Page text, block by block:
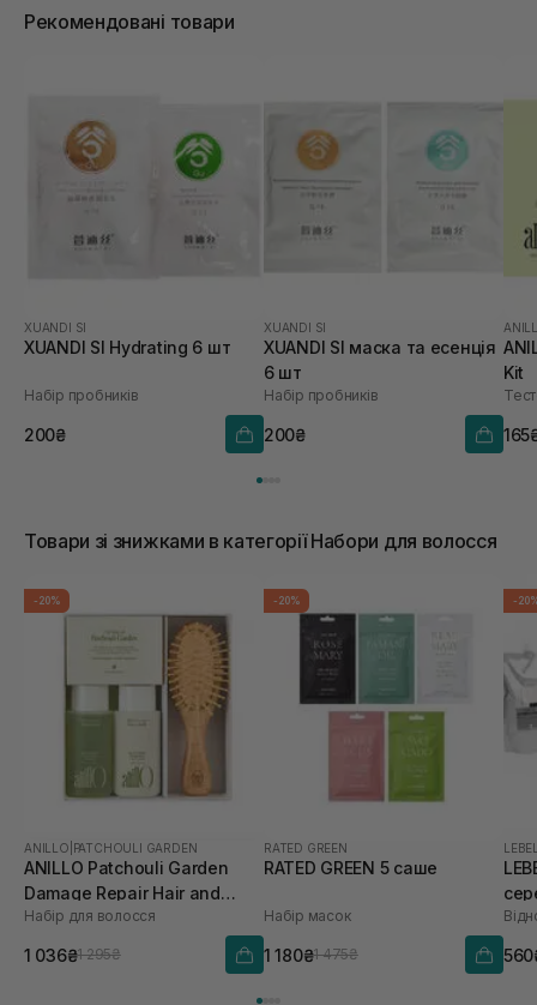
Рекомендовані товари
XUANDI SI
XUANDI SI Hydrating 6 шт
Набір пробників
200₴
XUANDI SI
XUANDI SI маска та есенція
6 шт
Набір пробників
200₴
Kit
Товари зі знижками в категорії Набори для волосся
-20%
ANILLO PATCHOULI GARDEN
ANILLO Patchouli Garden
Damage Repair Hair and
Brush Set
Набір для волосся
1 036₴1 295₴
-20%
RATED GREEN
RATED GREEN 5 саше
Набір масок
1 180₴1 475₴
-